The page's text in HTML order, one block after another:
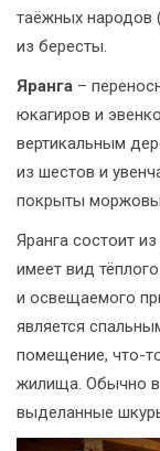
таёжных народов
из бересты.
Яранга –
юкагиров и
вертикальным
из шестов и
покрыты
Яранга состоит
имеет вид
и освещаемого
является
помещение, что-
жилища. Обычно в
выделанные